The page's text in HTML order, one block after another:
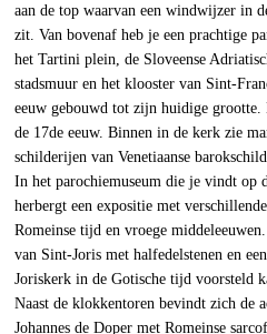
aan de top waarvan een windwijzer in
zit. Van bovenaf heb je een prachtige
het Tartini plein, de Sloveense
stadsmuur en het klooster van Sint-
eeuw gebouwd tot zijn huidige grootte.
de 17de eeuw. Binnen in de kerk zie
schilderijen van Venetiaanse
In het parochiemuseum die je vindt op
herbergt een expositie met
Romeinse tijd en vroege
van Sint-Joris met halfedelstenen en
Joriskerk in de Gotische tijd voorsteld
Naast de klokkentoren bevindt zich de
Johannes de Doper met Romeinse